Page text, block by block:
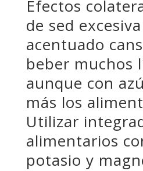
Efectos
de sed
acentuado
beber muchos
aunque con
más los
Utilizar
alimentarios
potasio y